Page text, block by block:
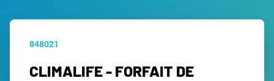
848021
CLIMALIFE - FORFAIT DE